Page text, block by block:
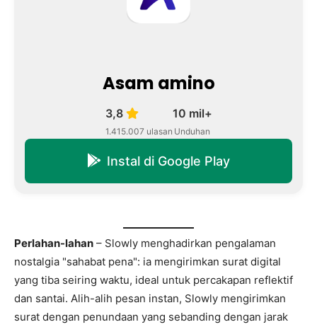
Asam amino
3,8
1.415.007 ulasan
10 mil+
Unduhan
Instal di Google Play
Perlahan-lahan – Slowly menghadirkan pengalaman
nostalgia "sahabat pena": ia mengirimkan surat digital
yang tiba seiring waktu, ideal untuk percakapan reflektif
dan santai. Alih-alih pesan instan, Slowly mengirimkan
surat dengan penundaan yang sebanding dengan jarak